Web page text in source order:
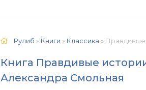
Рулиб » Книги » Классика » Правдивые
Книга Правдивые
Александра Смольная